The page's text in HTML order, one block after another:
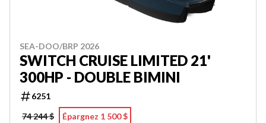
SEA-DOO/BRP 2026
SWITCH CRUISE LIMITED 21'
300HP - DOUBLE BIMINI
6251
74 244 $
Épargnez 1 500 $